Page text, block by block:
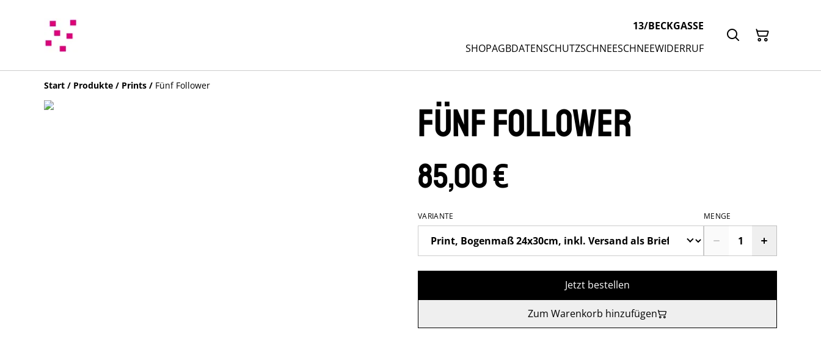
13/BECKGASSE
SHOPAGBDATENSCHUTZSCHNEESCHNEEWIDERRUF
Start / Produkte / Prints / Fünf Follower
Fünf Follower
85,00 €
VARIANTE MENGE
Jetzt bestellen
Zum Warenkorb hinzufügen